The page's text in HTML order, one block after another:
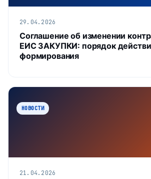
29.04.2026
Соглашение об изменении
ЕИС ЗАКУПКИ: порядок
формирования
НОВОСТИ
21.04.2026